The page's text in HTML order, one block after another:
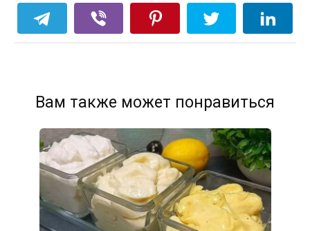
Вам также может понравиться